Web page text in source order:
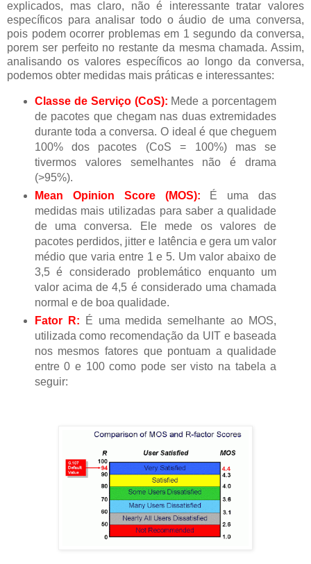
explicados, mas claro, não é interessante tratar valores
específicos para analisar todo o áudio de uma conversa,
pois podem ocorrer problemas em 1 segundo da conversa,
porem ser perfeito no restante da mesma chamada. Assim,
analisando os valores específicos ao longo da conversa,
podemos obter medidas mais práticas e interessantes:
Classe de Serviço (CoS): Mede a porcentagem
de pacotes que chegam nas duas extremidades
durante toda a conversa. O ideal é que cheguem
100% dos pacotes (CoS = 100%) mas se
tivermos valores semelhantes não é drama
(>95%).
Mean Opinion Score (MOS): É uma das
medidas mais utilizadas para saber a qualidade
de uma conversa.
Ele mede os valores de
pacotes perdidos, jitter e latência e gera um valor
médio que varia entre 1 e 5. Um valor abaixo de
3,5 é considerado problemático enquanto um
valor acima de 4,5 é considerado uma chamada
normal e de boa qualidade.
Fator R: É uma medida semelhante ao MOS,
utilizada como recomendação da UIT e baseada
nos mesmos fatores que pontuam a qualidade
entre 0 e 100 como pode ser visto na tabela a
seguir: